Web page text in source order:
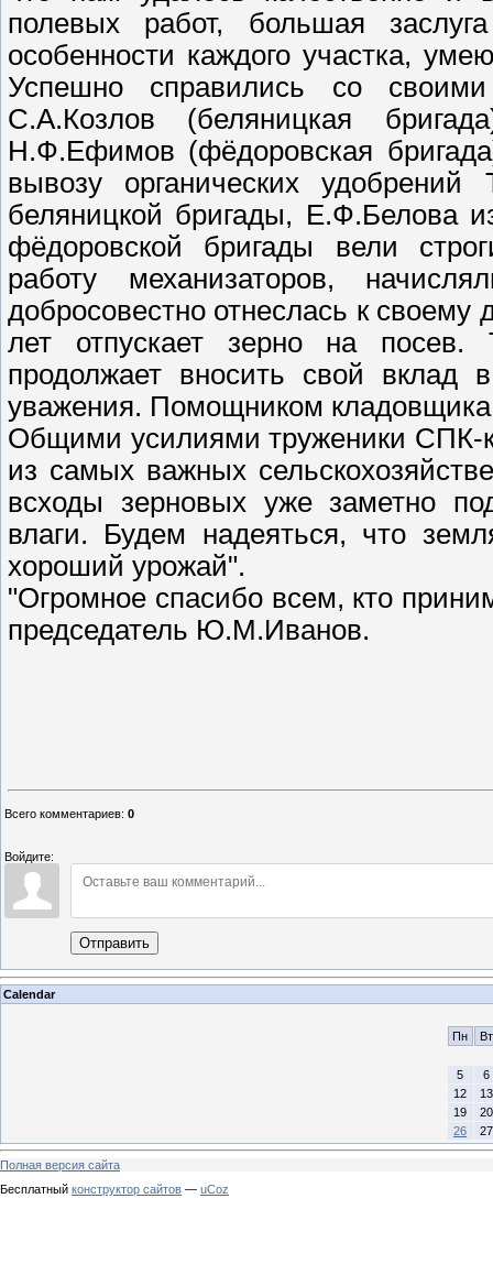
полевых работ, большая
особенности каждого участка,
Успешно справились со
С.А.Козлов (беляницкая
Н.Ф.Ефимов (фёдоровская
вывозу органических
беляницкой бригады, Е.Ф.Белова
фёдоровской бригады вели
работу механизаторов,
добросовестно отнеслась к
лет отпускает зерно на
продолжает вносить свой вклад
уважения. Помощником
Общими усилиями труженики СПК-
из самых важных
всходы зерновых уже заметно
влаги. Будем надеяться, что
хороший урожай".
"Огромное спасибо всем, кто
председатель Ю.М.Иванов.
Всего комментариев: 0
Войдите:
Отправить
Calendar
Пн Вт
5
6
12
13
19
20
26
27
Полная версия сайта
Бесплатный конструктор сайтов — uCoz